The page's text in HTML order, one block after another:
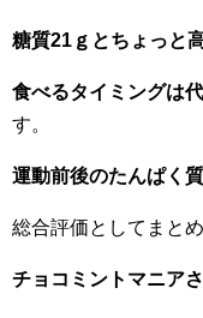
糖質21ｇとちょっと
食べるタイミングは
す。
運動前後のたんぱく
総合評価としてまとめ
チョコミントマニア